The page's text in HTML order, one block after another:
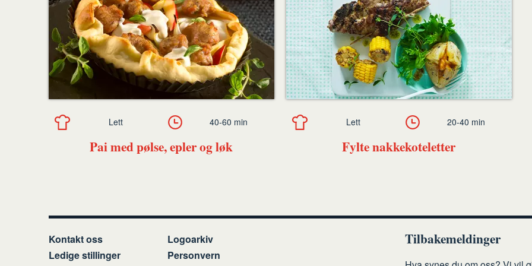
Pai med pølse, epler og løk
Lett 40-60 min
Fylte nakkekoteletter
Lett 20-40 min
Kontakt oss
Ledige stillinger
Logoarkiv
Personvern
Tilbakemeldinger